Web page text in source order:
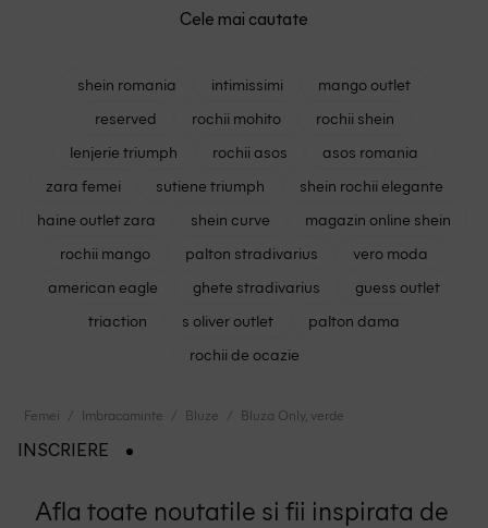
Cele mai cautate
shein romania intimissimi
mango outlet
reserved
rochii mohito
rochii shein
lenjerie triumph
rochii asos
asos romania
zara femei
sutiene triumph
shein rochii elegante
haine outlet zara
shein curve
magazin online shein
rochii mango
palton stradivarius
vero moda
american eagle
ghete stradivarius
guess outlet
triaction
s oliver outlet
palton dama
rochii de ocazie
Femei Imbracaminte Bluze Bluza Only, verde
INSCRIERE
Afla toate noutatile si fii inspirata de